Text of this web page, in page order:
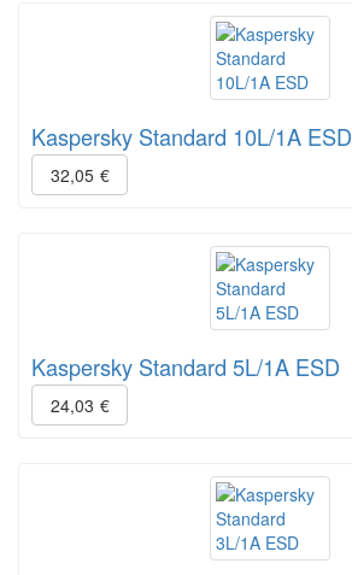
Kaspersky Standard 10L/1A ESD
32,05 €
Kaspersky Standard 5L/1A ESD
24,03 €